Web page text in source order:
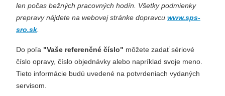
len počas bežných pracovných hodín. Všetky podmienky
prepravy nájdete na webovej stránke dopravcu www.sps-
sro.sk
Do poľa "Vaše referenčné číslo" môžete zadať sériové
číslo opravy, číslo objednávky alebo napríklad svoje meno.
Tieto informácie budú uvedené na potvrdeniach vydaných
servisom.